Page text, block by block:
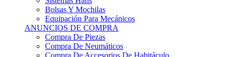
Equipación Para Mecánicos
ANUNCIOS DE COMPRA
Compra De Piezas
Compra De Neumáticos
Compra De Accesorios De Habitáculo
Compra De Equipación